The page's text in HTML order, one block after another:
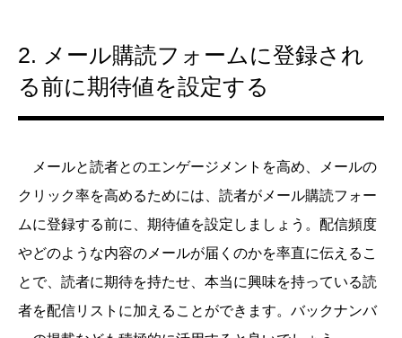
2. メール購読フォームに登録され
る前に期待値を設定する
メールと読者とのエンゲージメントを高め、メールの
クリック率を高めるためには、読者がメール購読フォー
ムに登録する前に、期待値を設定しましょう。配信頻度
やどのような内容のメールが届くのかを率直に伝えるこ
とで、読者に期待を持たせ、本当に興味を持っている読
者を配信リストに加えることができます。バックナンバ